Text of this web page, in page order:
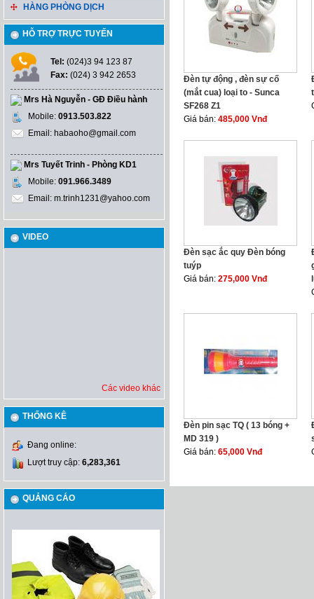
HÀNG PHÒNG DỊCH
HỖ TRỢ TRỰC TUYẾN
Tel: (024)3 94 123 87
Fax: (024) 3 942 2653
Mrs Hà Nguyễn - GĐ Điều hành
Mobile: 0913.503.822
Email: habaoho@gmail.com
Mrs Tuyết Trinh - Phòng KD1
Mobile: 091.966.3489
Email: m.trinh1231@yahoo.com
VIDEO
Các video khác
THỐNG KÊ
Đang online:
Lượt truy cập: 6,283,361
QUẢNG CÁO
Đèn tự động , đèn sự cố
(mắt cua) loại to - Sunca
SF268 Z1
Giá bán: 485,000 Vnđ
Đèn sạc ắc quy Đèn bóng
tuýp
Giá bán: 275,000 Vnđ
Đèn pin sạc TQ ( 13 bóng +
MD 319 )
Giá bán: 65,000 Vnđ